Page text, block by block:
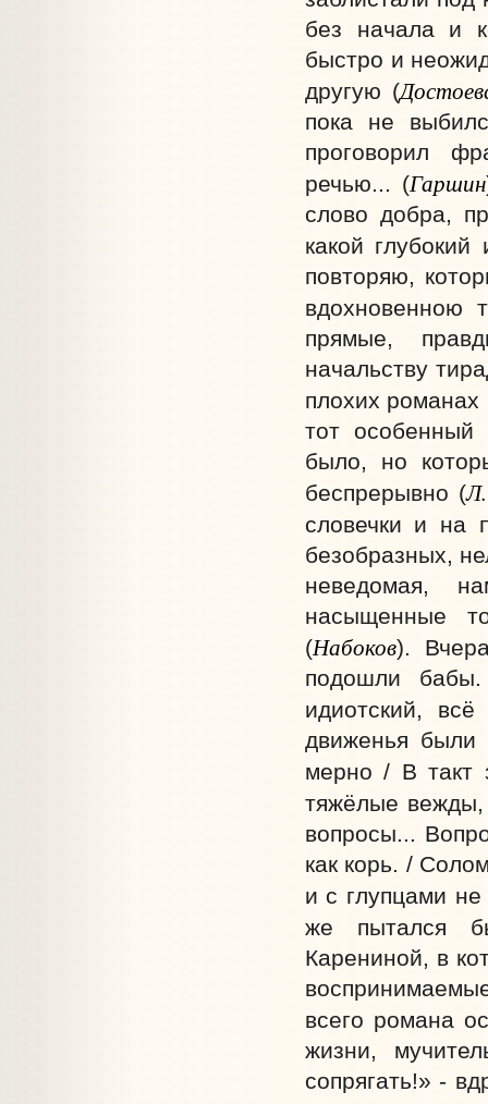
без начала и
быстро и
другую (
пока не
проговорил
речью... (Гаршин
слово добра,
какой
повторяю,
вдохновенною
прямые,
начальству
плохих романах
тот особенный
было, но
беспрерывно (
словечки и на
безобразных,
неведомая,
насыщенные
(Набоков).
подошли
идиотский,
движенья
мерно / В такт
тяжёлые
вопросы...
как корь. /
и с глупцами
же пытался
Карениной, в
всего романа
жизни,
сопрягать!» -